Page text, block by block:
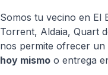
Somos tu vecino en El
Torrent, Aldaia, Quart
nos permite ofrecer un
hoy mismo o entrega